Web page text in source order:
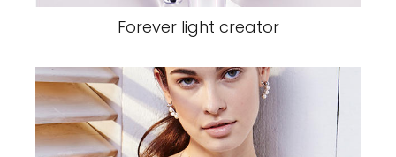
Forever light creator